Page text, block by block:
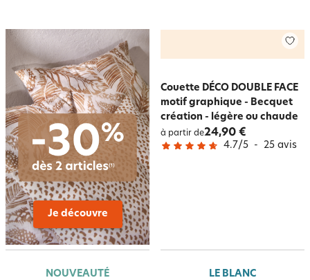
Couette DÉCO DOUBLE FACE
motif graphique - Becquet
création - légère ou chaude
à partir de24,90 €
4.7/5 - 25 avis
NOUVEAUTÉ LE BLANC
Je découvre